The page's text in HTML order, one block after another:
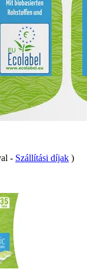
- Szállítási díjak )